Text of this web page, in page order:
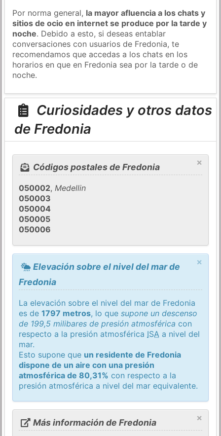
Por norma general, la mayor afluencia a los chats y
sitios de ocio en internet se produce por la tarde y
noche. Debido a esto, si deseas entablar
conversaciones con usuarios de Fredonia, te
recomendamos que accedas a los chats en los
horarios en que en Fredonia sea por la tarde o de
noche.
Curiosidades y otros datos
de Fredonia
×
Códigos postales de Fredonia
050002,Medellin
050003
050004
050005
050006
×
Elevación sobre el nivel del mar de
Fredonia
La elevación sobre el nivel del mar de Fredonia
es de1797 metros, lo quesupone un descenso
de 199,5 milibares de presión atmosférica con
respecto a la presión atmosférica ISA a nivel del
mar.
Esto supone que un residente de Fredonia
dispone de un aire con una presión
atmosférica de 80,31% con respecto a la
presión atmosférica a nivel del mar equivalente.
×
Más información de Fredonia